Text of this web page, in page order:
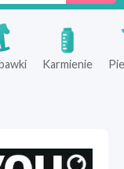
Karmienie